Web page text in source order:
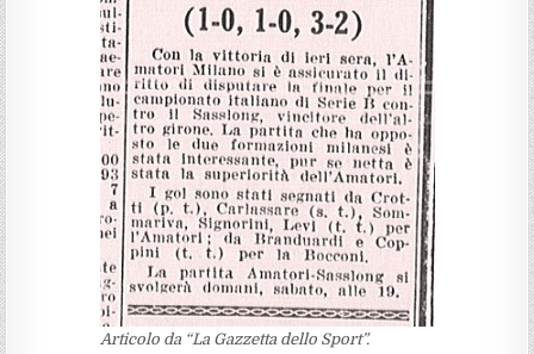
Articolo da “La Gazzetta dello Sport”.